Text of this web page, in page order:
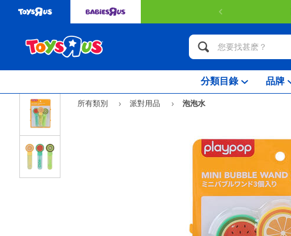
分類目錄 品牌
所有類別 派對用品
泡泡水